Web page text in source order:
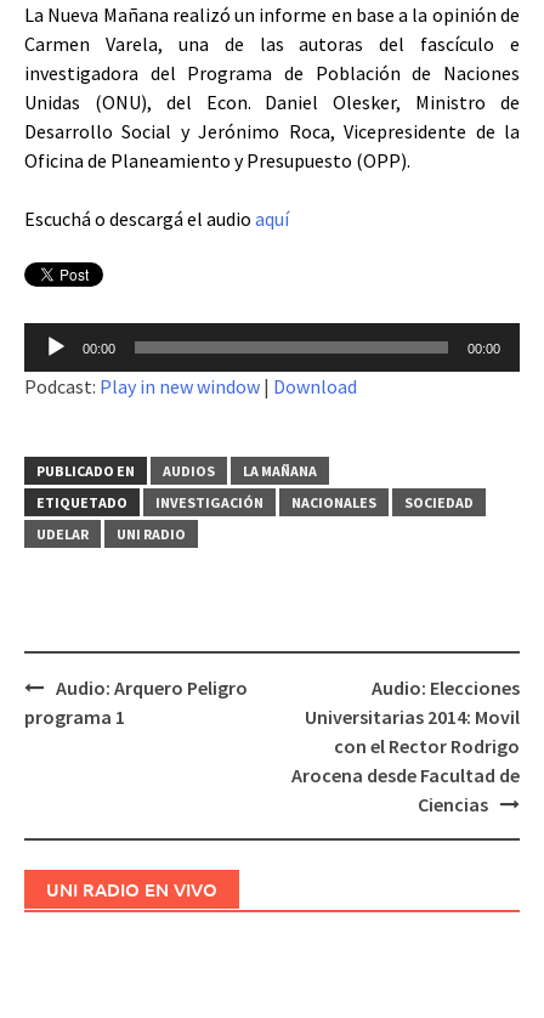
La Nueva Mañana realizó un informe en base a la opinión de
Carmen Varela, una de las autoras del fascículo e
investigadora del Programa de Población de Naciones
Unidas (ONU), del Econ. Daniel Olesker, Ministro de
Desarrollo Social y Jerónimo Roca, Vicepresidente de la
Oficina de Planeamiento y Presupuesto (OPP).
Escuchá o descargá el audio aquí
Reproductor
audio
00:00 00:00
Podcast: Play in new window | Download
PUBLICADO EN AUDIOS
LA MAÑANA
ETIQUETADO
INVESTIGACIÓN NACIONALES
SOCIEDAD
UDELAR
UNI RADIO
Navegación
de
Audio: Arquero Peligro
programa 1
Audio: Elecciones
Universitarias 2014: Movil
con el Rector Rodrigo
Arocena desde Facultad de
Ciencias
UNI RADIO EN VIVO